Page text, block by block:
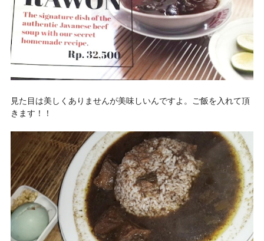
見た目は美しくありませんが美味しいんですよ。ご飯を入れて頂
きます！！